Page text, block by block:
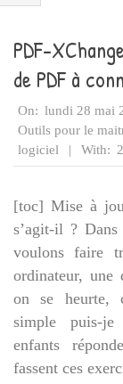
PDF-
de PDF à
2012-
05-
28
On: lundi 28 mai
Outils pour le
logiciel
With:
[toc] Mise à
s’agit-il ? Dans
voulons faire
ordinateur, une
on se heurte,
simple puis-
enfants
fassent ces